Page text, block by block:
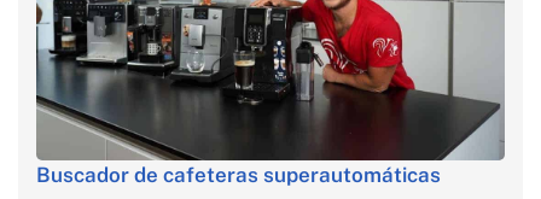
Buscador de cafeteras superautomáticas